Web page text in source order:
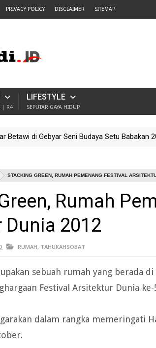
PRIVACY POLICY DISCLAIMER SITEMAP
| R4
LIFESTYLE
SEPUTAR GAYA HIDUP
di Gebyar Seni Budaya Setu Babakan 2025
STACKING GREEN, RUMAH PEMENANG FESTIVAL
Rumah
2012
RUMAH, TAHUKAHSOBAT
sebuah rumah yang berada
Festival Arsitektur Dunia
dalam rangka memeringati